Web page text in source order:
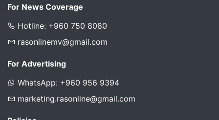
For News Coverage
Hotline: +960 750 8080
rasonlinemv@gmail.com
For Advertising
WhatsApp: +960 956 9394
marketing.rasonline@gmail.com